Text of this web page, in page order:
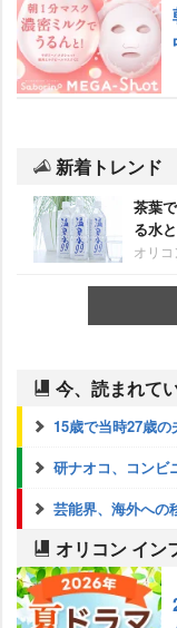
新着トレンド
茶葉
る水
オリ
今、読まれて
15歳で当時27歳
研ナオコ、コンビ
芸能界、海外への
オリコン イン